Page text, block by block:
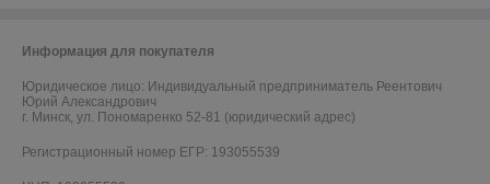
Информация для покупателя
Юридическое лицо: Индивидуальный предприниматель Реентович
Юрий Александрович
г. Минск, ул. Пономаренко 52-81 (юридический адрес)
Регистрационный номер ЕГР: 193055539